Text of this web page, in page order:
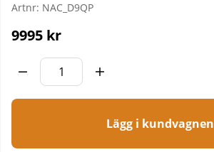
Artnr: NAC_D9QP
9995 kr
Lägg i kundvagnen